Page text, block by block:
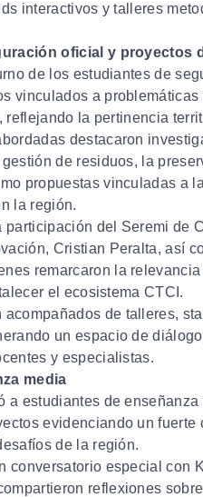
interactivos y talleres
oficial y proyectos
de los estudiantes de
vinculados a
reflejando la pertinencia
destacaron
de residuos, la
propuestas vinculadas a
la región.
participación del Seremi de
Cristian Peralta, así
remarcaron la
el ecosistema CTCI.
acompañados de talleres,
un espacio de
y especialistas.
media
a estudiantes de
evidenciando un fuerte
de la región.
conversatorio especial con
reflexiones